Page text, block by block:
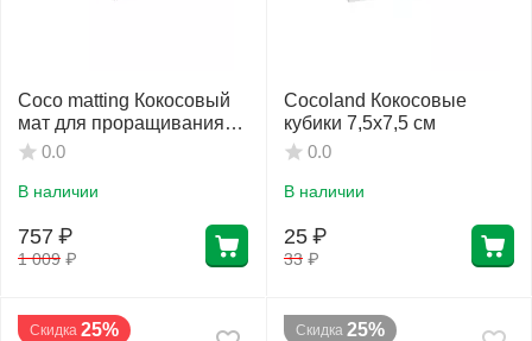
Coco matting Кокосовый
мат для проращивания
семян рассады
0.0
В наличии
1 009 ₽
757 ₽
Cocoland Кокосовые
кубики 7,5х7,5 см
0.0
В наличии
33 ₽
25 ₽
Скидка 25% Скидка 25%